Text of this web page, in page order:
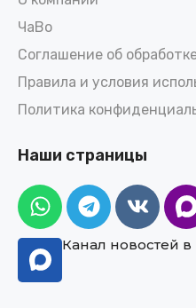
ЧаВо
Соглашение об
Правила и условия
Политика
Наши страницы
Канал новостей